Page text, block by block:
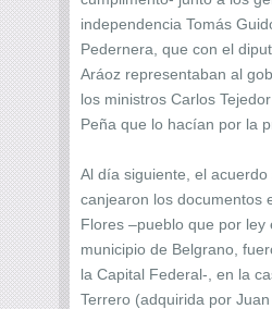
independencia Tomás
Pedernera, que con el
Aráoz representaban al
los ministros Carlos
Peña que lo hacían por la
Al día siguiente, el acuerdo
canjearon los documentos
Flores –pueblo que por ley
municipio de Belgrano,
la Capital Federal-, en la
Terrero (adquirida por